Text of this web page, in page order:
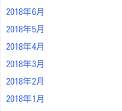
2018年6月
2018年5月
2018年4月
2018年3月
2018年2月
2018年1月